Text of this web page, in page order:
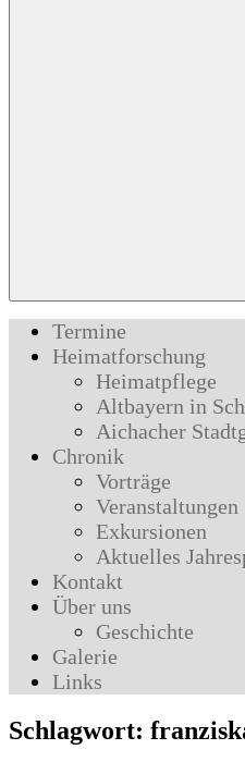
Termine
Heimatforschung
Heimatpflege
Altbayern in
Aichacher
Chronik
Vorträge
Veranstaltungen
Exkursionen
Aktuelles
Kontakt
Über uns
Geschichte
Galerie
Links
Schlagwort: